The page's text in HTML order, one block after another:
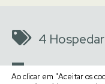
4
EXPLORAR
Ao clicar em "Aceitar os